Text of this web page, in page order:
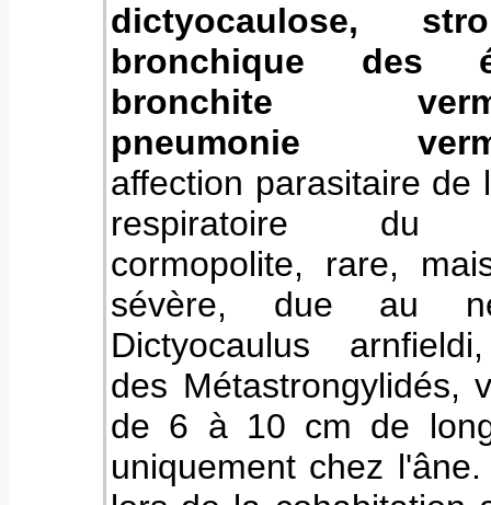
dictyocaulose,
bronchique des
bronchite
pneumonie
affection parasitaire de
respiratoire du
cormopolite, rare,
sévère, due au
Dictyocaulus
des Métastrongylidés,
de 6 à 10 cm de
uniquement chez l'âne.